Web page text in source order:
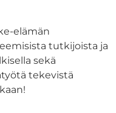
elämän
tutkijoista ja
sekä
tekevistä